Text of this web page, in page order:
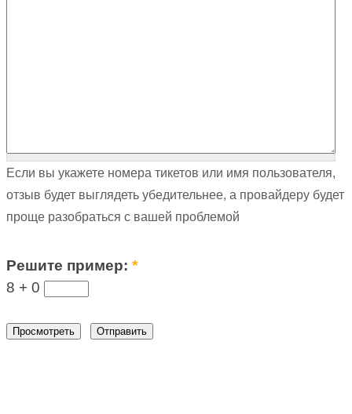
Если вы укажете номера тикетов или имя пользователя,
отзыв будет выглядеть убедительнее, а провайдеру будет
проще разобраться с вашей проблемой
Решите пример:*
8 + 0